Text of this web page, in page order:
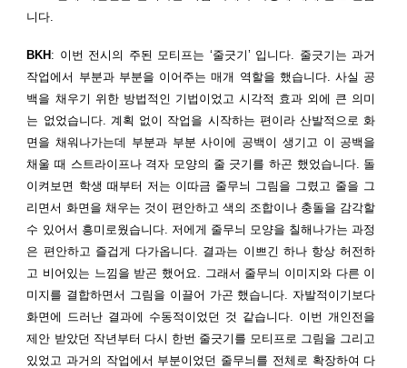
니다.
BKH : 이번 전시의 주된 모티프는 ‘줄긋기’ 입니다. 줄긋기는 과거
작업에서 부분과 부분을 이어주는 매개 역할을 했습니다. 사실 공
백을 채우기 위한 방법적인 기법이었고 시각적 효과 외에 큰 의미
는 없었습니다. 계획 없이 작업을 시작하는 편이라 산발적으로 화
면을 채워나가는데 부분과 부분 사이에 공백이 생기고 이 공백을
채울 때 스트라이프나 격자 모양의 줄 긋기를 하곤 했었습니다. 돌
이켜보면 학생 때부터 저는 이따금 줄무늬 그림을 그렸고 줄을 그
리면서 화면을 채우는 것이 편안하고 색의 조합이나 충돌을 감각할
수 있어서 흥미로웠습니다. 저에게 줄무늬 모양을 칠해나가는 과정
은 편안하고 즐겁게 다가옵니다. 결과는 이쁘긴 하나 항상 허전하
고 비어있는 느낌을 받곤 했어요. 그래서 줄무늬 이미지와 다른 이
미지를 결합하면서 그림을 이끌어 가곤 했습니다. 자발적이기보다
화면에 드러난 결과에 수동적이었던 것 같습니다. 이번 개인전을
제안 받았던 작년부터 다시 한번 줄긋기를 모티프로 그림을 그리고
있었고 과거의 작업에서 부분이었던 줄무늬를 전체로 확장하여 다